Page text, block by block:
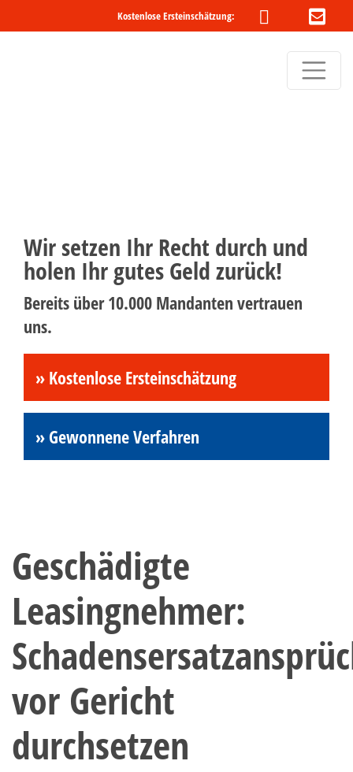
Kostenlose Ersteinschätzung:
Wir setzen Ihr Recht durch und
holen Ihr gutes Geld zurück!
Bereits über 10.000 Mandanten vertrauen
uns.
» Kostenlose Ersteinschätzung
» Gewonnene Verfahren
Geschädigte
Leasingnehmer:
vor Gericht
durchsetzen